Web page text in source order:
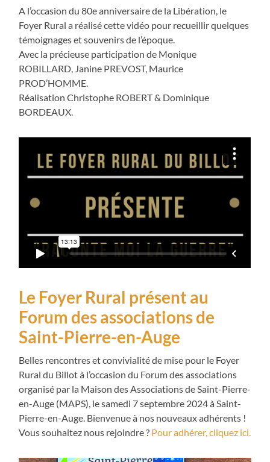
A l’occasion du 80e anniversaire de la Libération, le
Foyer Rural a réalisé cette vidéo pour recueillir quelques
témoignages et souvenirs de l’époque.
Avec la précieuse participation de Monique
ROBILLARD, Janine PREVOST, Maurice
PROD’HOMME.
Réalisation Christophe ROBERT & Dominique
BORDEAUX.
Le Foyer Rural présent au
Forum des associations de
Saint-Pierre-en-Auge
Belles rencontres et convivialité de mise pour le Foyer
Rural du Billot à l’occasion du Forum des associations
organisé par la Maison des Associations de Saint-Pierre-
en-Auge (MAPS), le samedi 7 septembre 2024 à Saint-
Pierre-en-Auge. Bienvenue à nos nouveaux adhérents !
Vous souhaitez nous rejoindre ? Pour adhérer, cliquez ici.